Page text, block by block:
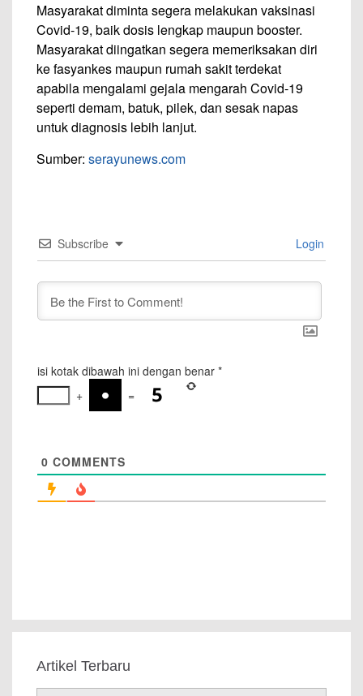
Masyarakat diminta segera melakukan vaksinasi
Covid-19, baik dosis lengkap maupun booster.
Masyarakat diingatkan segera memeriksakan diri
ke fasyankes maupun rumah sakit terdekat
apabila mengalami gejala mengarah Covid-19
seperti demam, batuk, pilek, dan sesak napas
untuk diagnosis lebih lanjut.
Sumber: serayunews.com
Subscribe Login
isi kotak dibawah ini dengan benar *
+
=
0 COMMENTS
Artikel Terbaru